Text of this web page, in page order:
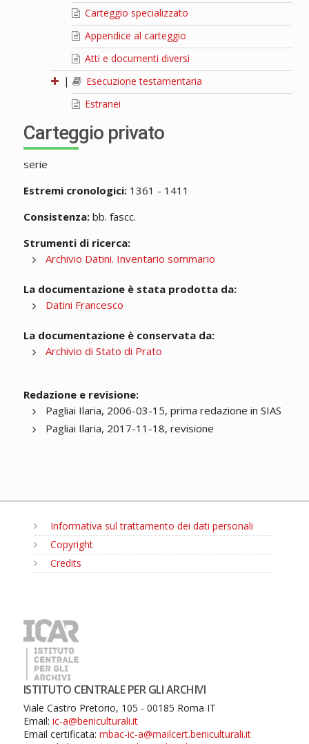
Carteggio specializzato
Appendice al carteggio
Atti e documenti diversi
|
Esecuzione testamentaria
Estranei
Carteggio privato
serie
Estremi cronologici:1361 - 1411
Consistenza:bb. fascc.
Strumenti di ricerca:
Archivio Datini. Inventario sommario
La documentazione è stata prodotta da:
Datini Francesco
La documentazione è conservata da:
Archivio di Stato di Prato
Redazione e revisione:
Pagliai Ilaria, 2006-03-15, prima redazione in SIAS
Pagliai Ilaria, 2017-11-18, revisione
Informativa sul trattamento dei dati personali
Copyright
Credits
ISTITUTO CENTRALE PER GLI ARCHIVI
Viale Castro Pretorio, 105 - 00185 Roma IT
Email: ic-a@beniculturali.it
Email certificata: mbac-ic-a@mailcert.beniculturali.it